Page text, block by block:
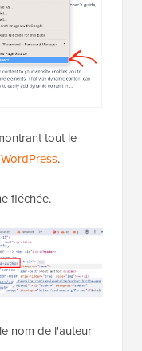
tout le
.
fléchée.
nom de l'auteur